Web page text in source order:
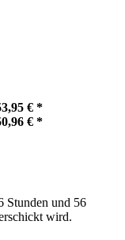
€ *
€ *
Stunden und 56
wird.